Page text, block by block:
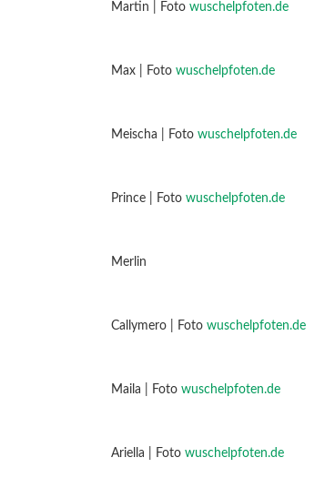
Martin | Foto wuschelpfoten.de
Max | Foto wuschelpfoten.de
Meischa | Foto wuschelpfoten.de
Prince | Foto wuschelpfoten.de
Merlin
Callymero | Foto wuschelpfoten.de
Maila | Foto wuschelpfoten.de
Ariella | Foto wuschelpfoten.de